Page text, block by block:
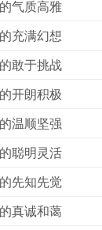
气质高雅
充满幻想
敢于挑战
开朗积极
温顺坚强
聪明灵活
先知先觉
真诚和蔼